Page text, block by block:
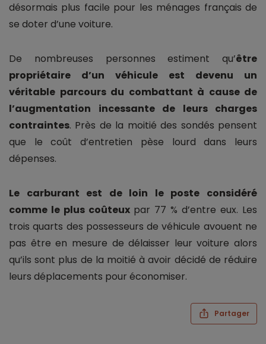
désormais plus facile pour les ménages français de
se doter d’une voiture.
De nombreuses personnes estiment qu’être
propriétaire d’un véhicule est devenu un
véritable parcours du combattant à cause de
l’augmentation incessante de leurs charges
contraintes. Près de la moitié des sondés pensent
que le coût d’entretien pèse lourd dans leurs
dépenses.
Le carburant est de loin le poste considéré
comme le plus coûteux par 77 % d’entre eux. Les
trois quarts des possesseurs de véhicule avouent ne
pas être en mesure de délaisser leur voiture alors
qu’ils sont plus de la moitié à avoir décidé de réduire
leurs déplacements pour économiser.
Partager